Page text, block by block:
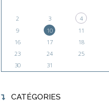
2
3 4
9
10 11
16
17 18
23
24 25
30
31
CATÉGORIES